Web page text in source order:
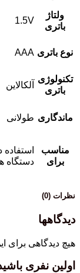
ولتاژ
باتری
1.5V
نوع باتری AAA
تکنولوژی
باتری
آلکالاین
ماندگاری طولانی
مناسب
برای
دستگاه
نظرات (0)
دیدگاهها
هیچ دیدگاهی
اولین نفری